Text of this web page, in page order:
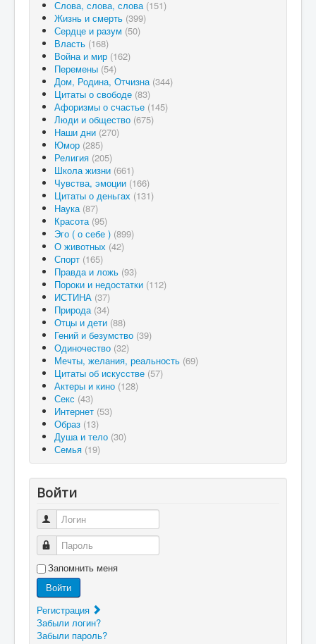
Слова, слова, слова (151)
Жизнь и смерть (399)
Сердце и разум (50)
Власть (168)
Война и мир (162)
Перемены (54)
Дом, Родина, Отчизна (344)
Цитаты о свободе (83)
Афоризмы о счастье (145)
Люди и общество (675)
Наши дни (270)
Юмор (285)
Религия (205)
Школа жизни (661)
Чувства, эмоции (166)
Цитаты о деньгах (131)
Наука (87)
Красота (95)
Эго ( о себе ) (899)
О животных (42)
Спорт (165)
Правда и ложь (93)
Пороки и недостатки (112)
ИСТИНА (37)
Природа (34)
Отцы и дети (88)
Гений и безумство (39)
Одиночество (32)
Мечты, желания, реальность (69)
Цитаты об искусстве (57)
Актеры и кино (128)
Секс (43)
Интернет (53)
Образ (13)
Душа и тело (30)
Семья (19)
Войти
Логин
Пароль
Запомнить меня
Войти
Регистрация
Забыли логин?
Забыли пароль?